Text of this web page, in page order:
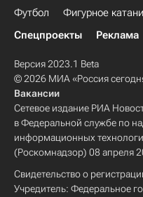
Футбол Фигурное
Спецпроекты
Реклама
Версия 2023.1 Beta
© 2026 МИА «Россия
Вакансии
Сетевое издание РИА
в Федеральной службе по
информационных
(Роскомнадзор) 08 апреля
Свидетельство о
Учредитель: Федеральное